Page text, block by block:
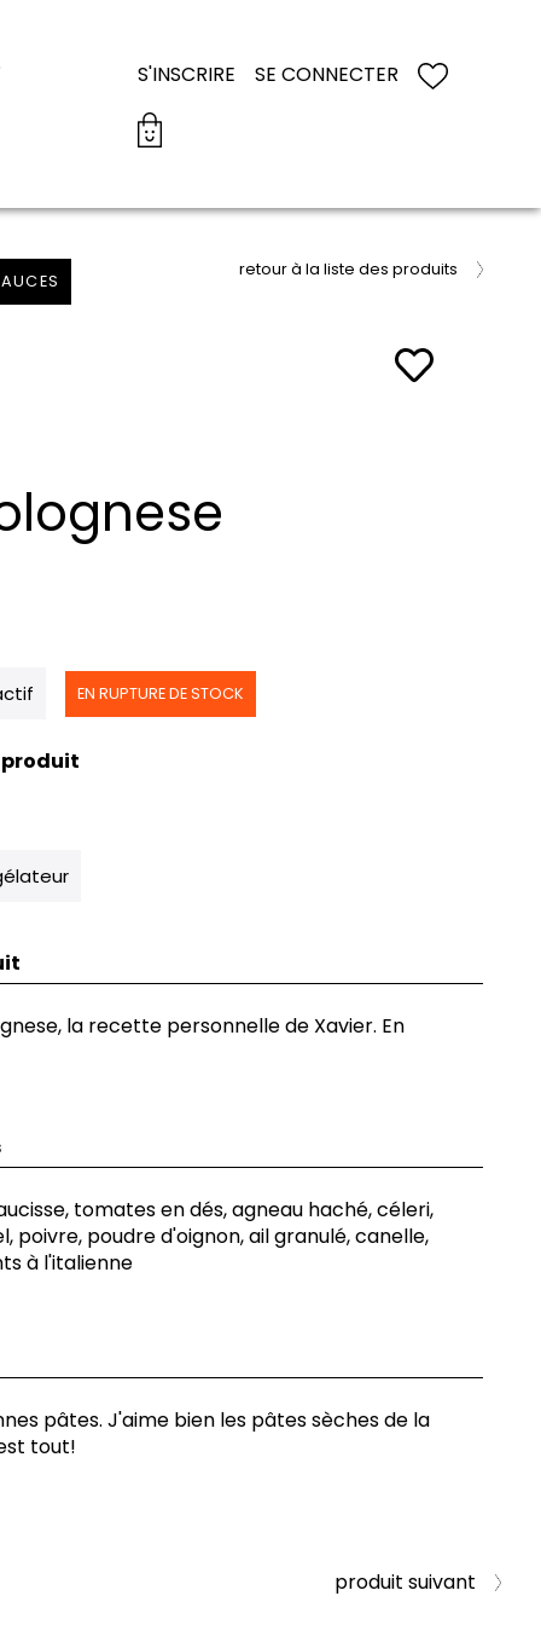
S'INSCRIRE SE CONNECTER
retour à la liste des produits
EN RUPTURE DE STOCK
la recette personnelle de Xavier. En
tomates en dés, agneau haché, céleri,
poivre, poudre d'oignon, ail granulé, canelle,
à l'italienne
pâtes. J'aime bien les pâtes sèches de la
tout!
produit suivant